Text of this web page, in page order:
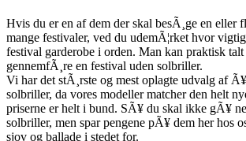
Hvis du er en af dem der skal besÃ¸ge en eller
mange festivaler, ved du udemÃ¦rket hvor
festival garderobe i orden. Man kan praktisk talt
gennemfÃ¸re en festival uden solbriller.
Vi har det stÃ¸rste og mest oplagte udvalg af
solbriller, da vores modeller matcher den helt
priserne er helt i bund. SÃ¥ du skal ikke gÃ¥
solbriller, men spar pengene pÃ¥ dem her hos
sjov og ballade i stedet for.